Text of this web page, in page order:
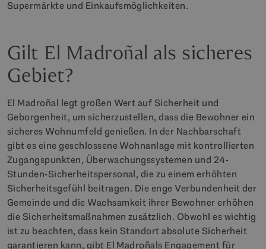
Supermärkte und Einkaufsmöglichkeiten.
Gilt El Madroñal als sicheres
Gebiet?
El Madroñal legt großen Wert auf Sicherheit und
Geborgenheit, um sicherzustellen, dass die Bewohner ein
sicheres Wohnumfeld genießen. In der Nachbarschaft
gibt es eine geschlossene Wohnanlage mit kontrollierten
Zugangspunkten, Überwachungssystemen und 24-
Stunden-Sicherheitspersonal, die zu einem erhöhten
Sicherheitsgefühl beitragen. Die enge Verbundenheit der
Gemeinde und die Wachsamkeit ihrer Bewohner erhöhen
die Sicherheitsmaßnahmen zusätzlich. Obwohl es wichtig
ist zu beachten, dass kein Standort absolute Sicherheit
garantieren kann, gibt El Madroñals Engagement für